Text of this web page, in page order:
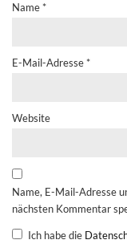
Name *
E-Mail-Adresse *
Website
Name, E-Mail-Adresse
nächsten Kommentar
Ich habe die